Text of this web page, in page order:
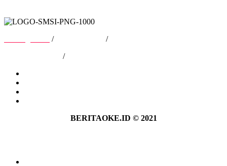
/
/
/
BERITAOKE.ID © 2021